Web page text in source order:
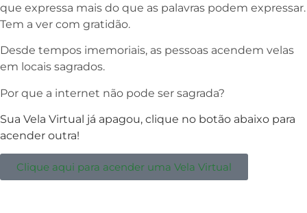
que expressa mais do que as palavras podem expressar.
Tem a ver com gratidão.
Desde tempos imemoriais, as pessoas acendem velas
em locais sagrados.
Por que a internet não pode ser sagrada?
Sua Vela Virtual já apagou, clique no botão abaixo para
acender outra!
Clique aqui para acender uma Vela Virtual